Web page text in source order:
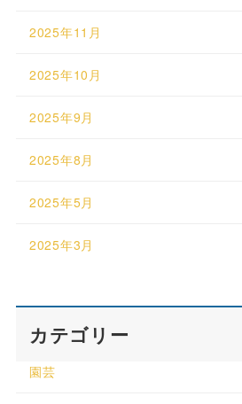
2025年11月
2025年10月
2025年9月
2025年8月
2025年5月
2025年3月
カテゴリー
園芸